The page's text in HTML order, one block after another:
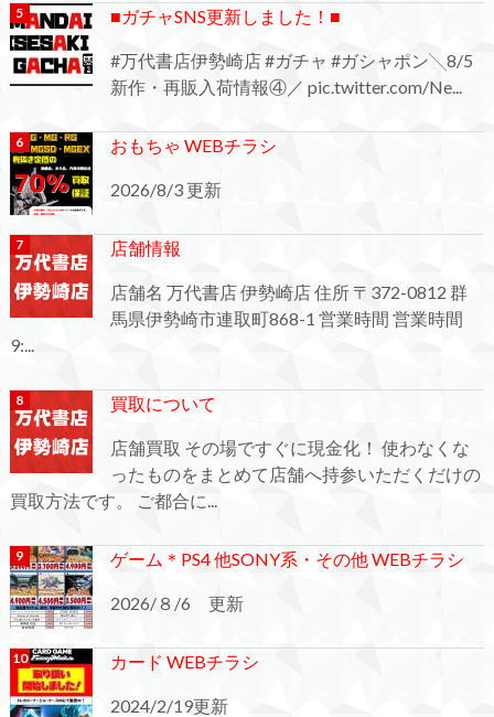
■ガチャSNS更新しました！■
#万代書店伊勢崎店 #ガチャ #ガシャポン╲8/5
新作・再販入荷情報④／ pic.twitter.com/Ne...
おもちゃ WEBチラシ
2026/8/3 更新
店舗情報
店舗名 万代書店 伊勢崎店 住所 〒372-0812 群
馬県伊勢崎市連取町868-1 営業時間 営業時間
9:...
買取について
店舗買取 その場ですぐに現金化！ 使わなくな
ったものをまとめて店舗へ持参いただくだけの
買取方法です。 ご都合に...
ゲーム＊PS4 他SONY系・その他 WEBチラシ
2026/８/6 更新
カード WEBチラシ
2024/2/19更新